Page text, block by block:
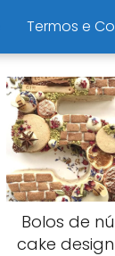
Termos e
Bolos de
cake